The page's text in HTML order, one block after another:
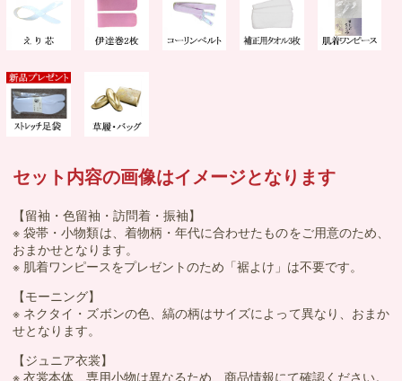
セット内容の画像はイメージとなります
【留袖・色留袖・訪問着・振袖】
※ 袋帯・小物類は、着物柄・年代に合わせたものをご用意のため、
おまかせとなります。
※ 肌着ワンピースをプレゼントのため「裾よけ」は不要です。
【モーニング】
※ ネクタイ・ズボンの色、縞の柄はサイズによって異なり、おまか
せとなります。
【ジュニア衣裳】
※ 衣裳本体、専用小物は異なるため、商品情報にて確認ください。